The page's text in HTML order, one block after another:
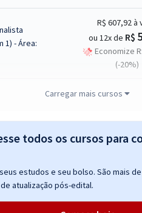
1) - Área:
R$ 607,92à
ou 12x de R$
Economize
(-20%)
R$ 632,64
Economize
(-20%)
Judiciário -
ou 12x de R$
(-20%)
Carregar mais cursos
todos os cursos para
estudos e seu bolso. São mais
atualização pós-edital.